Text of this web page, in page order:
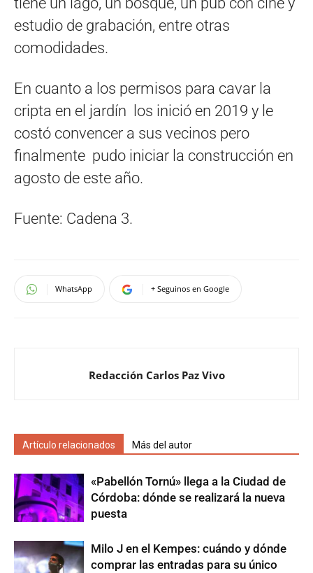
estudio de grabación, entre otras
comodidades.
En cuanto a los permisos para cavar la
cripta en el jardín los inició en 2019 y le
costó convencer a sus vecinos pero
finalmente pudo iniciar la construcción en
agosto de este año.
Fuente: Cadena 3.
WhatsApp + Seguinos en Google
Redacción Carlos Paz Vivo
Artículo relacionados Más del autor
«Pabellón Tornú» llega a la Ciudad de
Córdoba: dónde se realizará la nueva
puesta
Milo J en el Kempes: cuándo y dónde
comprar las entradas para su único